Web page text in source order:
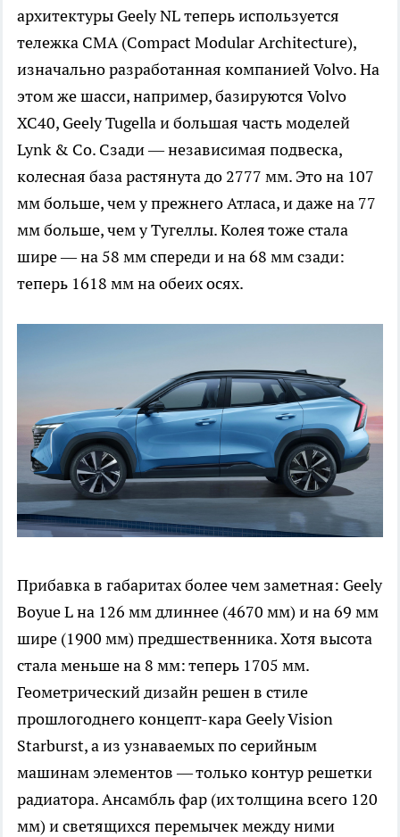
архитектуры Geely NL теперь используется
тележка CMA (Compact Modular Architecture),
изначально разработанная компанией Volvo. На
этом же шасси, например, базируются Volvo
XC40, Geely Tugella и большая часть моделей
Lynk & Co. Сзади — независимая подвеска,
колесная база растянута до 2777 мм. Это на 107
мм больше, чем у прежнего Атласа, и даже на 77
мм больше, чем у Тугеллы. Колея тоже стала
шире — на 58 мм спереди и на 68 мм сзади:
теперь 1618 мм на обеих осях.
Прибавка в габаритах более чем заметная: Geely
Boyue L на 126 мм длиннее (4670 мм) и на 69 мм
шире (1900 мм) предшественника. Хотя высота
стала меньше на 8 мм: теперь 1705 мм.
Геометрический дизайн решен в стиле
прошлогоднего концепт-кара Geely Vision
Starburst, а из узнаваемых по серийным
машинам элементов — только контур решетки
радиатора. Ансамбль фар (их толщина всего 120
мм) и светящихся перемычек между ними